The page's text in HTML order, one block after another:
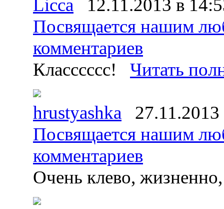
Licca
12.11.2013 в
Посвящается нашим
комментариев
Класссссс! Читать
hrustyashka
Посвящается нашим
комментариев
Очень клево,